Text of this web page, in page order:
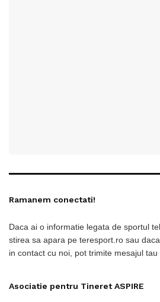
Ramanem conectati!
Daca ai o informatie legata de sportul
stirea sa apara pe teresport.ro sau
in contact cu noi, pot trimite mesajul
Asociatie pentru Tineret ASPIRE